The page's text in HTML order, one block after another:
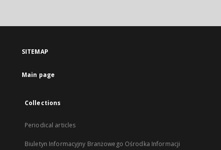
open
new
SITEMAP
Main page
Collections
Periodical articles
Biuletyn Informacyjny Branżowego Ośrodka Informacji